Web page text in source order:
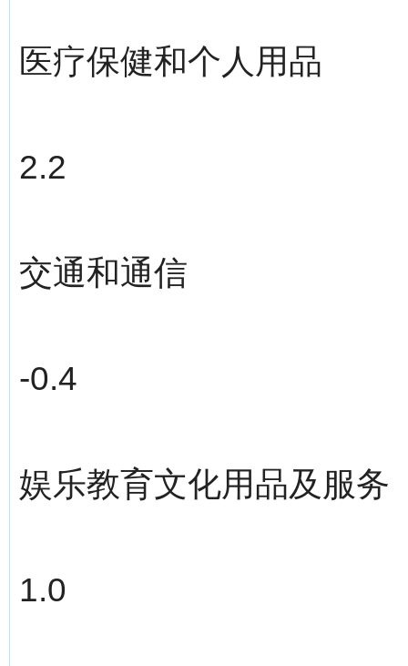
医疗保健和个人用品
2.2
交通和通信
-0.4
娱乐教育文化用品及服务
1.0